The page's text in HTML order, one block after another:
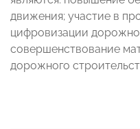
движения; участие в
цифровизации
совершенствование
дорожного